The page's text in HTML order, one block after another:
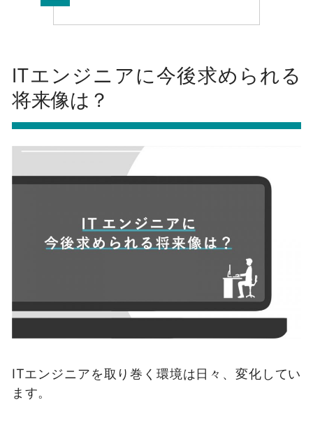
ITエンジニアに今後求められる
将来像は？
ITエンジニアを取り巻く環境は日々、変化してい
ます。